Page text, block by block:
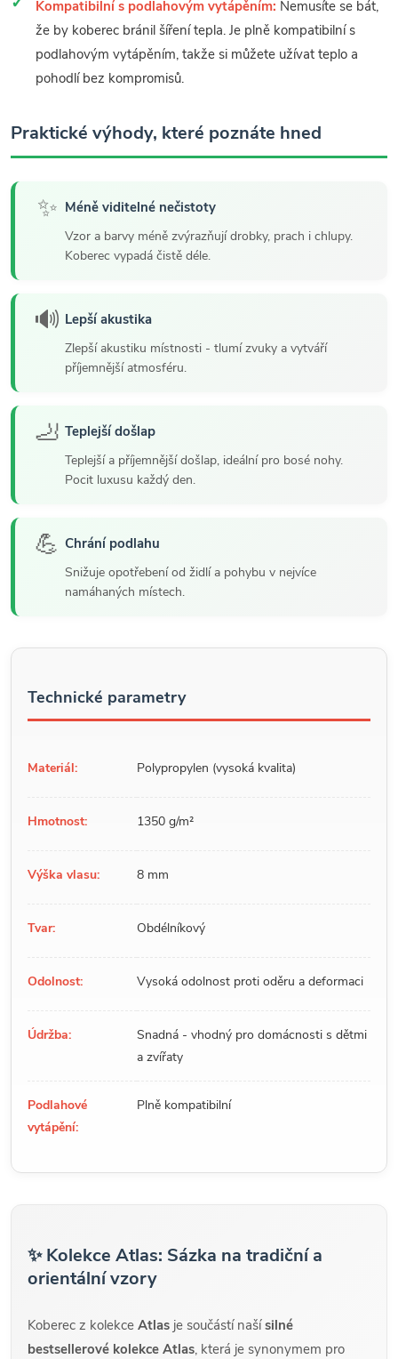
Kompatibilní s podlahovým vytápěním: Nemusíte se bát,
že by koberec bránil šíření tepla. Je plně kompatibilní s
podlahovým vytápěním, takže si můžete užívat teplo a
pohodlí bez kompromisů.
Praktické výhody, které poznáte hned
✨ Méně viditelné nečistoty
Vzor a barvy méně zvýrazňují drobky, prach i chlupy.
Koberec vypadá čistě déle.
🔊 Lepší akustika
Zlepší akustiku místnosti - tlumí zvuky a vytváří
příjemnější atmosféru.
🦶 Teplejší došlap
Teplejší a příjemnější došlap, ideální pro bosé nohy.
Pocit luxusu každý den.
💪 Chrání podlahu
Snižuje opotřebení od židlí a pohybu v nejvíce
namáhaných místech.
Technické parametry
Materiál: Polypropylen (vysoká kvalita)
Hmotnost: 1350 g/m²
Výška vlasu: 8 mm
Tvar: Obdélníkový
Odolnost: Vysoká odolnost proti oděru a deformaci
Údržba:
Snadná - vhodný pro domácnosti s dětmi
a zvířaty
Podlahové
vytápění:
Plně kompatibilní
✨ Kolekce Atlas: Sázka na tradiční a
orientální vzory
Koberec z kolekce Atlas je součástí našísilné
bestsellerové kolekce Atlas, která je synonymem pro